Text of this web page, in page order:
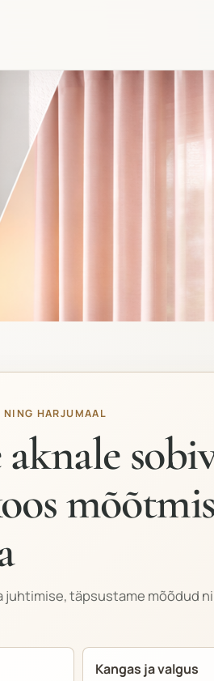
HARJUMAAL
juhtimise, täpsustame mõõdud
Kangas ja valgus